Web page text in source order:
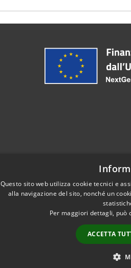
Questo sito web utilizza cookie tecnici e
alla navigazione del sito, nonché un
Per maggiori dettagli, può
ACCETTA